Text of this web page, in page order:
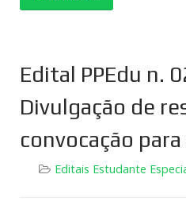
Edital PPEdu n.
Divulgação de
convocação
Editais Estudante